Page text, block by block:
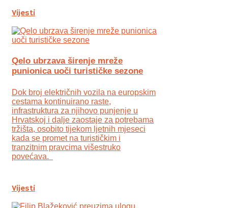
Vijesti
Qelo ubrzava širenje mreže
punionica uoči turističke sezone
Dok broj električnih vozila na europskim
cestama kontinuirano raste,
infrastruktura za njihovo punjenje u
Hrvatskoj i dalje zaostaje za potrebama
tržišta, osobito tijekom ljetnih mjeseci
kada se promet na turističkim i
tranzitnim pravcima višestruko
povećava.
Vijesti